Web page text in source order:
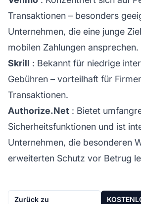
Transaktionen – besonders
Unternehmen, die eine junge
mobilen Zahlungen ansprechen.
Skrill : Bekannt für niedrige
Gebühren – vorteilhaft für
Transaktionen.
Authorize.Net : Bietet
Sicherheitsfunktionen und ist
Unternehmen, die besonderen
erweiterten Schutz vor Betrug
Zurück zu